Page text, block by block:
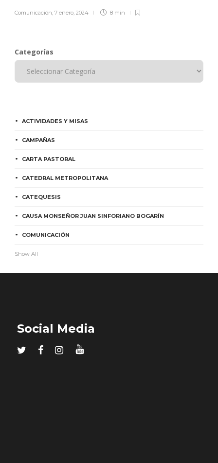
Comunicación, 7 enero, 2024 8 min
Categorías
ACTIVIDADES Y MISAS
CAMPAÑAS
CARTA PASTORAL
CATEDRAL METROPOLITANA
CATEQUESIS
CAUSA MONSEÑOR JUAN SINFORIANO BOGARÍN
COMUNICACIÓN
Show All
Social Media